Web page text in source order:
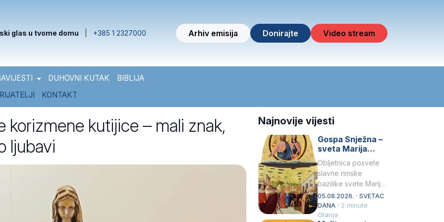
glas u tvome domu +385 1 2327000 Arhiv emisija Donirajte Video stream
DUHOVNI KUTAK
BIBLIJA
KONTAKT
korizmene kutijice – mali znak,
ljubavi
Najnovije vijesti
Gospa Snježna –
sveta Marija
Velika, zaštitnica
rimske bazilike
Obljetnica posvete
slavne rimske
bazilike svete Marije
Velike (Santa Maria
Maggiore) u narodu
se slavi kao Gospa
05.08.2026. · SVETAC
DANA · 2 minute
čitanja